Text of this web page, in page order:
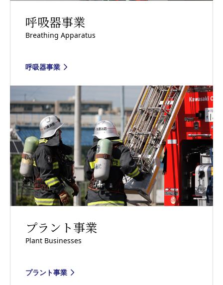
呼吸器事業
Breathing Apparatus
呼吸器事業
プラント事業
Plant Businesses
プラント事業